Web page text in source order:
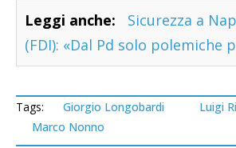
Leggi anche:
Sicurezza a
(FDI): «Dal Pd solo polemiche
Tags: Giorgio Longobardi
Luigi
Marco Nonno